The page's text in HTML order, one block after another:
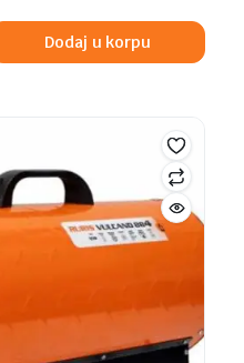
Dodaj u korpu